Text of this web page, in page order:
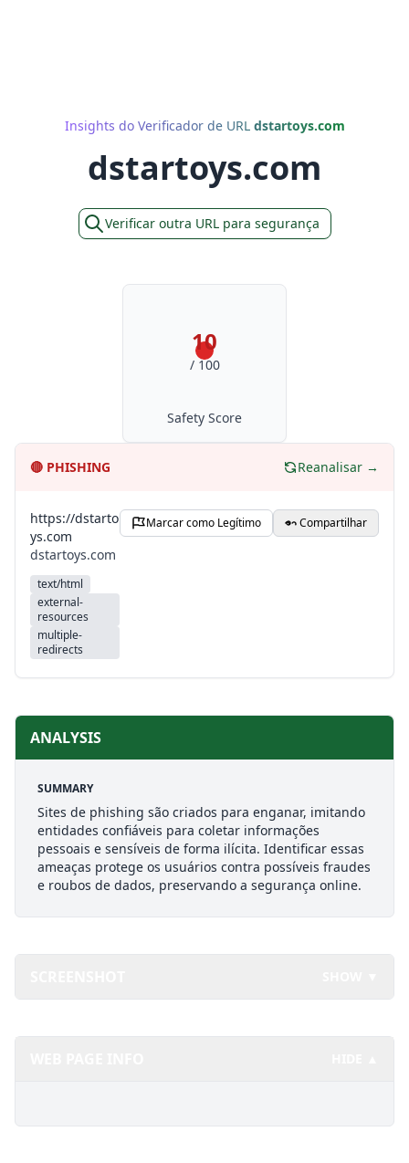
Insights do Verificador de URL dstartoys.com
dstartoys.com
Verificar outra URL para segurança
10
/ 100
Safety Score
🔴 PHISHING Reanalisar →
https://dstarto
ys.com
dstartoys.com
text/html
external-
resources
multiple-
redirects
Marcar como Legítimo Compartilhar
ANALYSIS
SUMMARY
Sites de phishing são criados para enganar, imitando
entidades confiáveis para coletar informações
pessoais e sensíveis de forma ilícita. Identificar essas
ameaças protege os usuários contra possíveis fraudes
e roubos de dados, preservando a segurança online.